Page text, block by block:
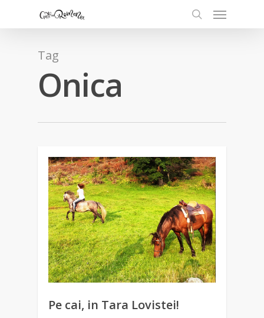
Tag
Onica
Pe cai, in Tara Lovistei!
1